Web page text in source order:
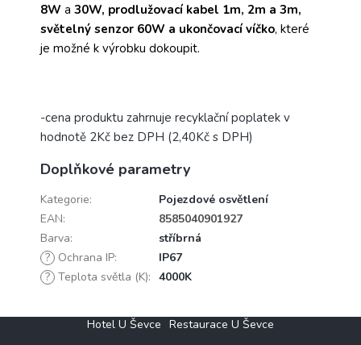
8W a 30W, prodlužovací kabel 1m, 2m a 3m,
světelný senzor 60W a ukončovací víčko, které
je možné k výrobku dokoupit.
-cena produktu zahrnuje recyklační poplatek v
hodnotě 2Kč bez DPH (2,40Kč s DPH)
Doplňkové parametry
Kategorie:
Pojezdové osvětlení
EAN:
8585040901927
Barva:
stříbrná
? Ochrana IP:
IP67
? Teplota světla (K): 4000K
Hotel U Ševce Restaurace U Ševce